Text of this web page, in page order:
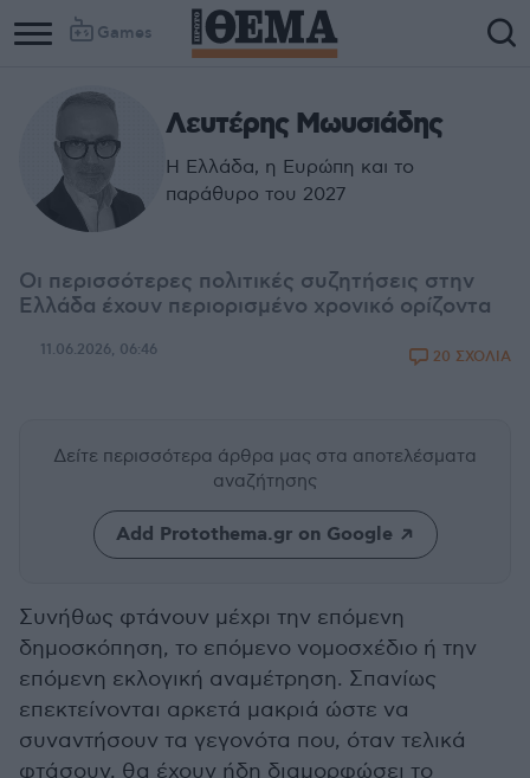
Games
Λευτέρης Μωυσιάδης
Η Ελλάδα, η Ευρώπη και το
παράθυρο του 2027
Οι περισσότερες πολιτικές συζητήσεις στην
Ελλάδα έχουν περιορισμένο χρονικό ορίζοντα
11.06.2026, 06:46 20 ΣΧΟΛΙΑ
Δείτε περισσότερα άρθρα μας στα αποτελέσματα
αναζήτησης
Add Protothema.gr on Google
Συνήθως φτάνουν μέχρι την επόμενη
δημοσκόπηση, το επόμενο νομοσχέδιο ή την
επόμενη εκλογική αναμέτρηση. Σπανίως
επεκτείνονται αρκετά μακριά ώστε να
συναντήσουν τα γεγονότα που, όταν τελικά
φτάσουν, θα έχουν ήδη διαμορφώσει το